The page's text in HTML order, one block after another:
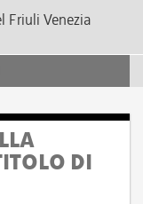
Friuli Venezia
DI